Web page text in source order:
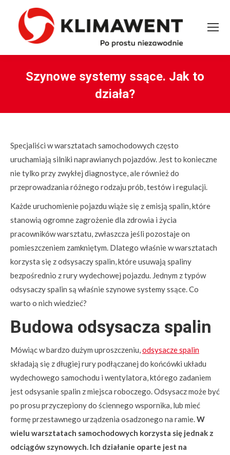
Szynowe systemy ssące. Jak to
działa?
Specjaliści w warsztatach samochodowych często
uruchamiają silniki naprawianych pojazdów. Jest to konieczne
nie tylko przy zwykłej diagnostyce, ale również do
przeprowadzania różnego rodzaju prób, testów i regulacji.
Każde uruchomienie pojazdu wiąże się z emisją spalin, które
stanowią ogromne zagrożenie dla zdrowia i życia
pracowników warsztatu, zwłaszcza jeśli pozostaje on
pomieszczeniem zamkniętym. Dlatego właśnie w warsztatach
korzysta się z odsysaczy spalin, które usuwają spaliny
bezpośrednio z rury wydechowej pojazdu. Jednym z typów
odsysaczy spalin są właśnie szynowe systemy ssące. Co
warto o nich wiedzieć?
Budowa odsysacza spalin
Mówiąc w bardzo dużym uproszczeniu, odsysacze spalin
składają się z długiej rury podłączanej do końcówki układu
wydechowego samochodu i wentylatora, którego zadaniem
jest odsysanie spalin z miejsca roboczego. Odsysacz może być
po prosu przyczepiony do ściennego wspornika, lub mieć
formę przestawnego urządzenia osadzonego na ramie. W
wielu warsztatach samochodowych korzysta się jednak z
odciągów szynowych. Ich działanie oparte jest na